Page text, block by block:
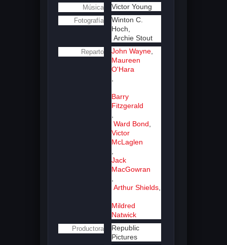
Música Victor Young
Fotografía
Winton C.
Hoch,
Archie Stout
Reparto John Wayne
Maureen
O'Hara
Barry
Fitzgerald
Ward Bond
Victor
McLaglen
Jack
MacGowran
Arthur Shields
Mildred
Natwick
Productora
Republic
Pictures